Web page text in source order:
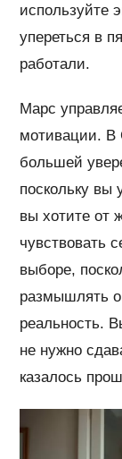
используйте
упереться в
работали.
Марс
мотивации. В
большей
поскольку вы
вы хотите от
чувствовать
выборе,
размышлять о
реальность.
не нужно
казалось